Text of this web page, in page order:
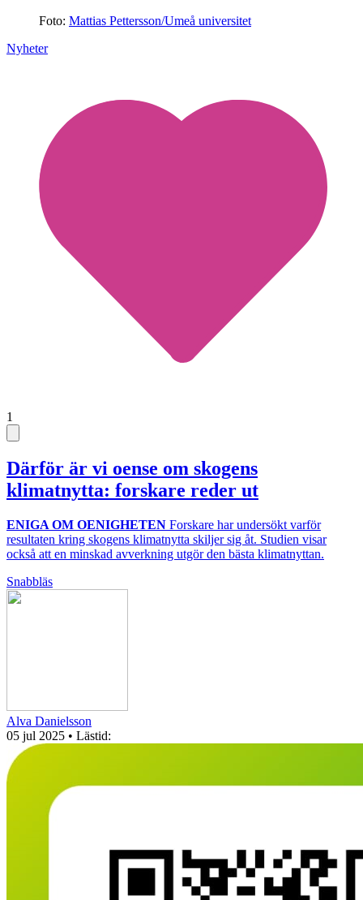
Foto: Mattias Pettersson/Umeå universitet
Nyheter
1
Därför är vi oense om skogens
klimatnytta: forskare reder ut
ENIGA OM OENIGHETEN Forskare har undersökt varför
resultaten kring skogens klimatnytta skiljer sig åt. Studien visar
också att en minskad avverkning utgör den bästa klimatnyttan.
Snabbläs
Alva Danielsson
05 jul 2025 • Lästid: